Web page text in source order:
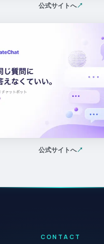
公式サイトへ↗
（新しいタブで
公式サイトへ↗
（新しいタブで
CONTACT